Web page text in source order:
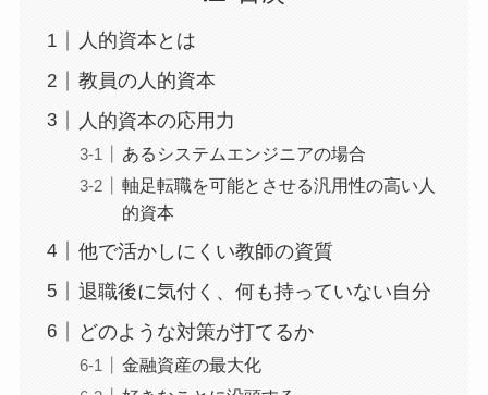
人的資本とは
教員の人的資本
人的資本の応用力
あるシステムエンジニアの場合
軸足転職を可能とさせる汎用性の高い人
的資本
他で活かしにくい教師の資質
退職後に気付く、何も持っていない自分
どのような対策が打てるか
金融資産の最大化